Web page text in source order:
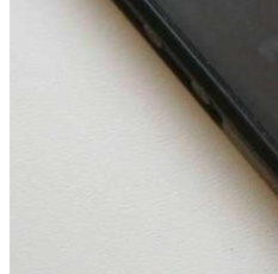
напала на незнакомую
Сладкий праздник в
парке прошёл